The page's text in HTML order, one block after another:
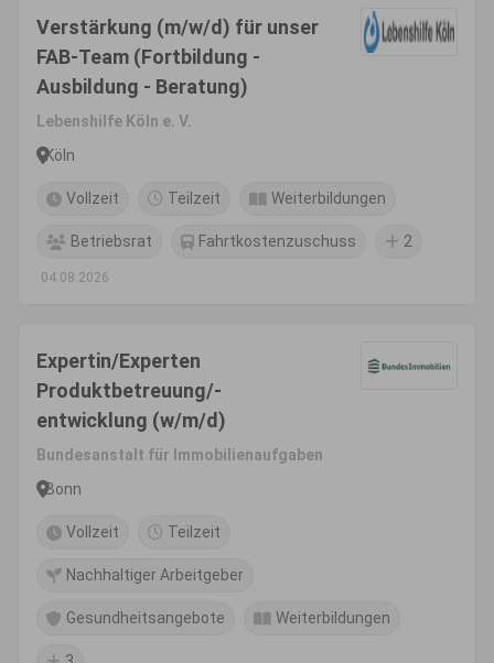
Verstärkung (m/w/d) für unser
FAB-Team (Fortbildung -
Ausbildung - Beratung)
Lebenshilfe Köln e. V.
Köln
Vollzeit Teilzeit Weiterbildungen
Betriebsrat Fahrtkostenzuschuss 2
04.08.2026
Expertin/Experten
Produktbetreuung/-
entwicklung (w/m/d)
Bundesanstalt für Immobilienaufgaben
Bonn
Vollzeit Teilzeit
Nachhaltiger Arbeitgeber
Gesundheitsangebote Weiterbildungen